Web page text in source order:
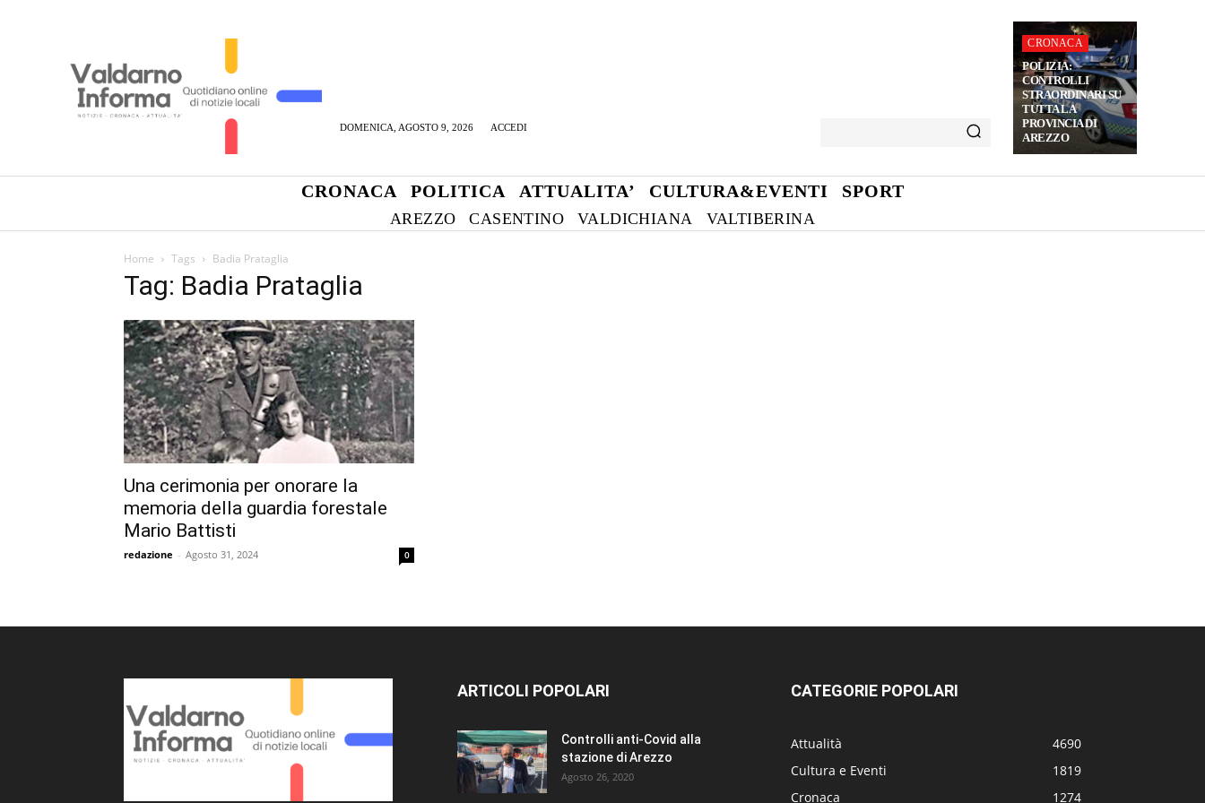
DOMENICA, AGOSTO 9, 2026 ACCEDI
CRONACA
POLIZIA:
CONTROLLI
STRAORDINARI SU
TUTTA LA
PROVINCIA DI
AREZZO
CRONACA POLITICA ATTUALITA’ CULTURA&EVENTI SPORT
AREZZO CASENTINO VALDICHIANA VALTIBERINA
Home Tags Badia Prataglia
Tag: Badia Prataglia
Una cerimonia per onorare la
memoria della guardia forestale
Mario Battisti
redazione - Agosto 31, 2024 0
ARTICOLI POPOLARI
Controlli anti-Covid alla
stazione di Arezzo
Agosto 26, 2020
CATEGORIE POPOLARI
Attualità
4690
Cultura e Eventi
1819
Cronaca
1274